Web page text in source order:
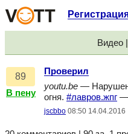
Видео
89
В пену
Проверил
youtu.be —
огня. #лавров.жпг —
jscbbo 08:50 14.04.2016